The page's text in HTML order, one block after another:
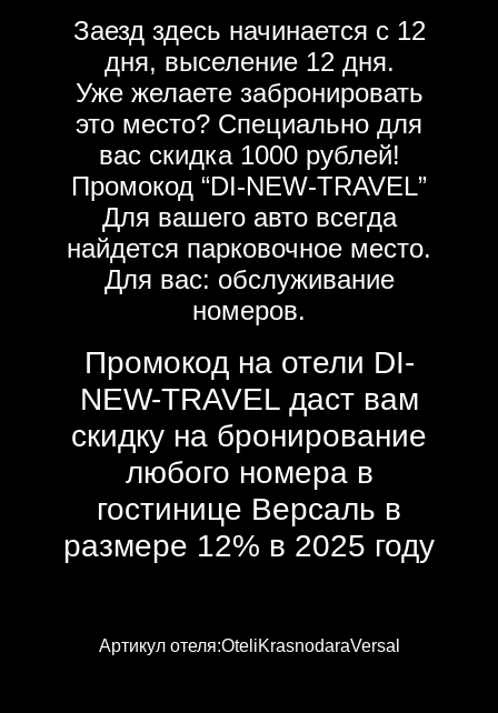
Заезд здесь начинается с 12
дня, выселение 12 дня.
Уже желаете забронировать
это место? Специально для
вас скидка 1000 рублей!
Промокод “DI-NEW-TRAVEL”
Для вашего авто всегда
найдется парковочное место.
Для вас: обслуживание
номеров.
Промокод на отели DI-
NEW-TRAVEL даст вам
скидку на бронирование
любого номера в
гостинице Версаль в
размере 12% в 2025 году
Артикул отеля:OteliKrasnodaraVersal